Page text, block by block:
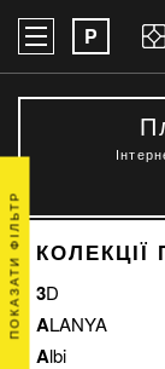
P
КОЛЕКЦІЇ
3D
ALANYA
Albi
ПОКАЗАТИ ФІЛЬТР